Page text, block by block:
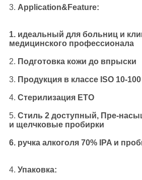
3. Application&Feature:
1. идеальный для больниц и
медицинского профессионала
2. Подготовка кожи до впрыски
3. Продукция в классе ISO 10-100
4. Стерилизация ETO
5. Стиль 2 доступный, Пре-
и щелчковые пробирки
6. ручка алкоголя 70% IPA и
4. Упаковка: